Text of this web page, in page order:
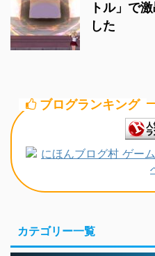
トル」で
した
ブログランキング
カテゴリー一覧